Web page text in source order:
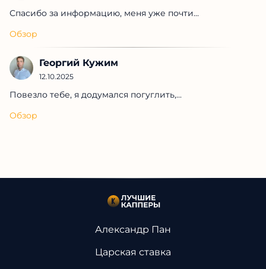
Спасибо за информацию, меня уже почти...
Обзор
Георгий Кужим
12.10.2025
Повезло тебе, я додумался погуглить,...
Обзор
Александр Пан
Царская ставка